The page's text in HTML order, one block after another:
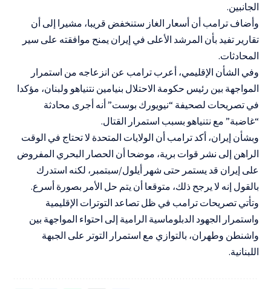
الجانبين.
وأضاف ترامب أن أسعار الغاز ستنخفض قريبا، مشيرا إلى أن
تقارير تفيد بأن المرشد الأعلى في إيران يمنح موافقته على سير
المحادثات.
وفي الشأن الإقليمي، أعرب ترامب عن انزعاجه من استمرار
المواجهة بين رئيس حكومة الاحتلال بنيامين نتنياهو ولبنان، مؤكدا
في تصريحات لصحيفة “نيويورك بوست” أنه أجرى محادثة
“غاضبة” مع نتنياهو بسبب استمرار القتال.
وبشأن إيران، أكد ترامب أن الولايات المتحدة لا تحتاج في الوقت
الراهن إلى نشر قوات برية، موضحا أن الحصار البحري المفروض
على إيران قد يستمر حتى شهر أيلول/سبتمبر، لكنه استدرك
بالقول إنه لا يرجح ذلك، متوقعا أن يتم حل الأمر بصورة أسرع.
وتأتي تصريحات ترامب في ظل تصاعد التوترات الإقليمية
واستمرار الجهود الدبلوماسية الرامية إلى احتواء المواجهة بين
واشنطن وطهران، بالتوازي مع استمرار التوتر على الجبهة
اللبنانية.